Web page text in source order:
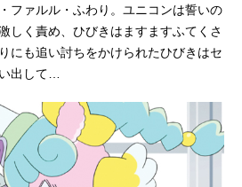
ファルル・ふわり。ユニコンは誓いの
しく責め、ひびきはますますふてくさ
にも追い討ちをかけられたひびきはセ
出して…